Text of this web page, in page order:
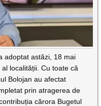
adoptat astăzi, 18 mai
localității. Cu toate că
Bolojan au afectat
prin atragerea de
cărora Bugetul